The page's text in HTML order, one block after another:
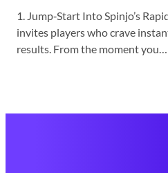
1. Jump‑Start Into Spinjo’s
invites players who crave
results. From the moment you…